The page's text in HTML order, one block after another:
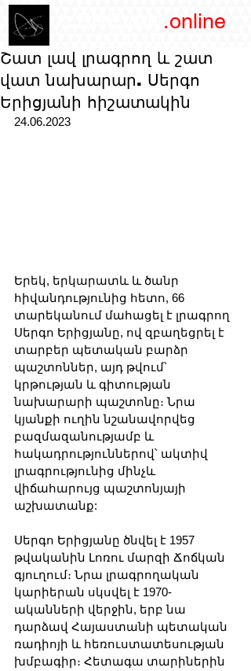
.online
Շատ լավ լրագրող և շատ
վատ նախարար. Սերգո
Երիցյանի հիշատակին
24.06.2023
Երեկ, երկարատև և ծանր
հիվանդությունից հետո, 66
տարեկանում մահացել է լրագրող
Սերգո Երիցյանը, ով զբաղեցրել է
տարբեր պետական ​​բարձր
պաշտոններ, այդ թվում՝
կրթության և գիտության
նախարարի պաշտոնը։ Նրա
կյանքի ուղին նշանավորվեց
բազմազանությամբ և
հակադրություններով՝ ակտիվ
լրագրությունից մինչև
վիճահարույց պաշտոնյայի
աշխատանք:
Սերգո Երիցյանը ծնվել է 1957
թվականին Լոռու մարզի Ճոճկան
գյուղում։ Նրա լրագրողական
կարիերան սկսվել է 1970-
ականների վերջին, երբ նա
դարձավ Հայաստանի պետական ​​
ռադիոյի և հեռուստատեսության
խմբագիր։ Հետագա տարիներին